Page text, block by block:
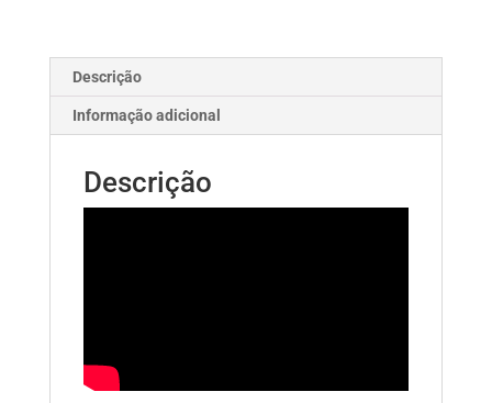
Descrição
Informação adicional
Descrição